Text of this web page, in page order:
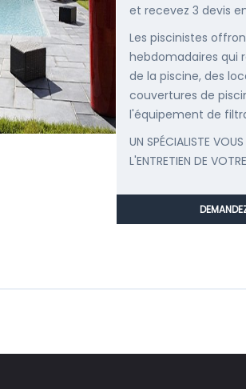
et recevez 3 devis
Les piscinistes
hebdomadaires qui
de la piscine, des
couvertures de
l'équipement de
UN SPÉCIALISTE
L'ENTRETIEN DE